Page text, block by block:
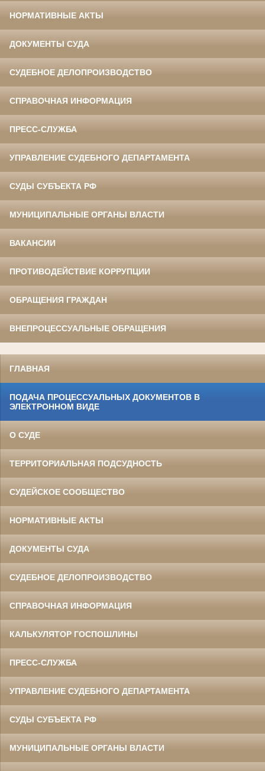
НОРМАТИВНЫЕ АКТЫ
ДОКУМЕНТЫ СУДА
СУДЕБНОЕ ДЕЛОПРОИЗВОДСТВО
СПРАВОЧНАЯ ИНФОРМАЦИЯ
ПРЕСС-СЛУЖБА
УПРАВЛЕНИЕ СУДЕБНОГО ДЕПАРТАМЕНТА
СУДЫ СУБЪЕКТА РФ
МУНИЦИПАЛЬНЫЕ ОРГАНЫ ВЛАСТИ
ВАКАНСИИ
ПРОТИВОДЕЙСТВИЕ КОРРУПЦИИ
ОБРАЩЕНИЯ ГРАЖДАН
ВНЕПРОЦЕССУАЛЬНЫЕ ОБРАЩЕНИЯ
ГЛАВНАЯ
ПОДАЧА ПРОЦЕССУАЛЬНЫХ ДОКУМЕНТОВ В
ЭЛЕКТРОННОМ ВИДЕ
О СУДЕ
ТЕРРИТОРИАЛЬНАЯ ПОДСУДНОСТЬ
СУДЕЙСКОЕ СООБЩЕСТВО
НОРМАТИВНЫЕ АКТЫ
ДОКУМЕНТЫ СУДА
СУДЕБНОЕ ДЕЛОПРОИЗВОДСТВО
СПРАВОЧНАЯ ИНФОРМАЦИЯ
КАЛЬКУЛЯТОР ГОСПОШЛИНЫ
ПРЕСС-СЛУЖБА
УПРАВЛЕНИЕ СУДЕБНОГО ДЕПАРТАМЕНТА
СУДЫ СУБЪЕКТА РФ
МУНИЦИПАЛЬНЫЕ ОРГАНЫ ВЛАСТИ